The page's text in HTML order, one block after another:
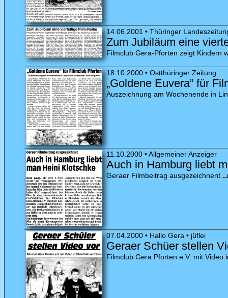
14.06.2001 • Thüringer
Zum Jubiläum eine
Filmclub Gera-Pforten zeigt Kindern
18.10.2000 • Ostthüringer Zeitung
„Goldene Euvera” für
Auszeichnung am Wochenende in
11.10.2000 • Allgemeiner Anzeiger
Auch in Hamburg liebt
Geraer Filmbeitrag ausgezeichnent
07.04.2000 • Hallo Gera • jüflei
Geraer Schüer stellen
Filmclub Gera Pforten e.V. mit